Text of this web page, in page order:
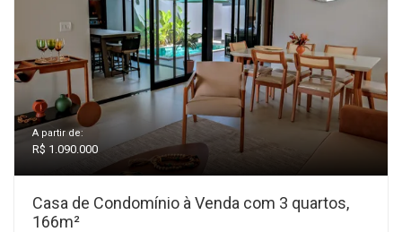
A partir de:
R$ 1.090.000
Casa de Condomínio à Venda com 3 quartos,
166m²